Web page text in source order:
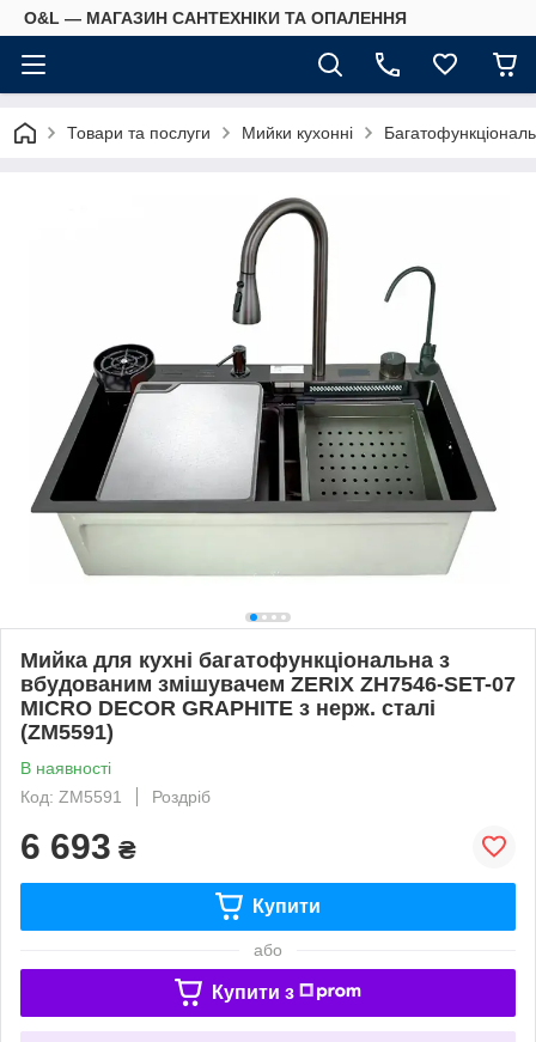
O&L — МАГАЗИН САНТЕХНІКИ ТА ОПАЛЕННЯ
Товари та послуги Мийки кухонні
Мийка для кухні багатофункціональна з
вбудованим змішувачем ZERIX ZH7546-SET-07
MICRO DECOR GRAPHITE з нерж. сталі
(ZM5591)
В наявності
Код: ZM5591
Роздріб
6 693 ₴
Купити
або
Купити з